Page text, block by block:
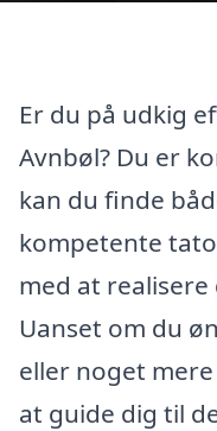
Er du på udkig
Avnbøl? Du er
kan du finde
kompetente
med at
Uanset om du
eller noget
at guide dig til